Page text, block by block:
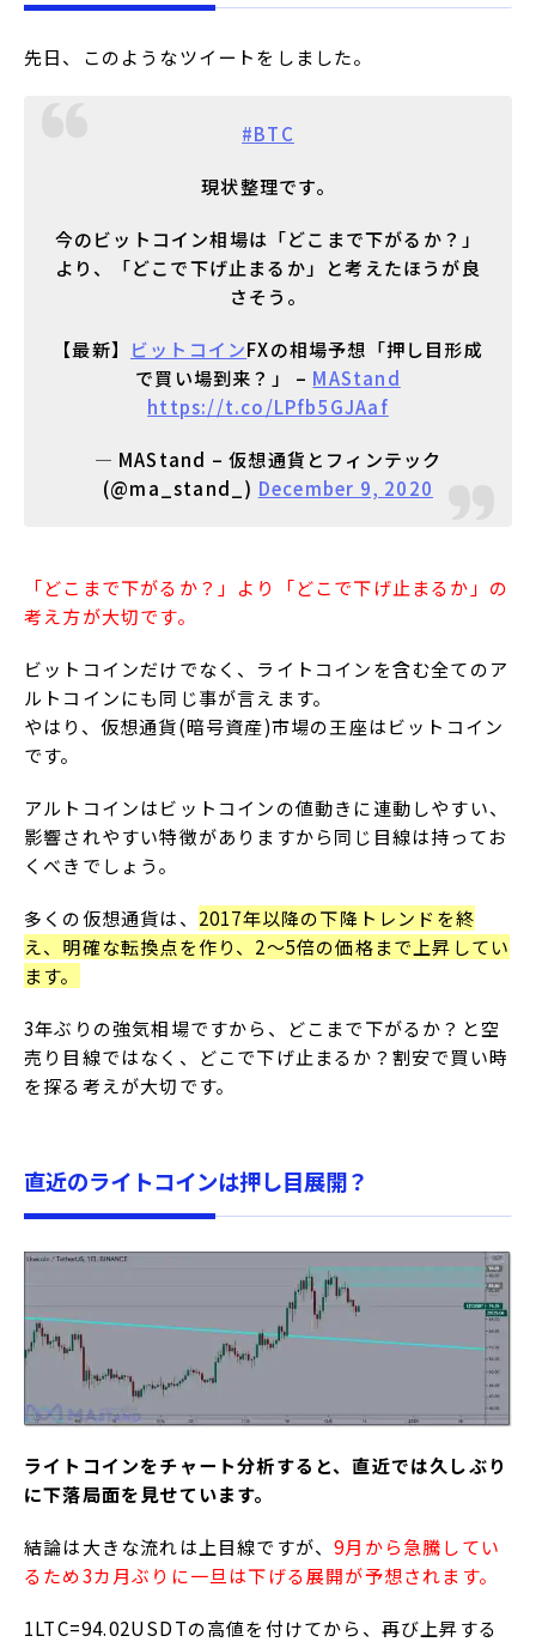
先日、このようなツイートをしました。
#BTC
現状整理です。
今のビットコイン相場は「どこまで下がるか？」
より、「どこで下げ止まるか」と考えたほうが良
さそう。
【最新】 ビットコインFXの相場予想「押し目形成
で買い場到来？」 – MAStand
https://t.co/LPfb5GJAaf
— MAStand – 仮想通貨とフィンテック
(@ma_stand_) December 9, 2020
「どこまで下がるか？」より「どこで下げ止まるか」の
考え方が大切です。
ビットコインだけでなく、ライトコインを含む全てのア
ルトコインにも同じ事が言えます。
やはり、仮想通貨(暗号資産)市場の王座はビットコイン
です。
アルトコインはビットコインの値動きに連動しやすい、
影響されやすい特徴がありますから同じ目線は持ってお
くべきでしょう。
多くの仮想通貨は、 2017年以降の下降トレンドを終
え、明確な転換点を作り、2～5倍の価格まで上昇してい
ます。
3年ぶりの強気相場ですから、どこまで下がるか？と空
売り目線ではなく、どこで下げ止まるか？割安で買い時
を探る考えが大切です。
直近のライトコインは押し目展開？
ライトコインをチャート分析すると、直近では久しぶり
に下落局面を見せています。
結論は大きな流れは上目線ですが、9月から急騰してい
るため3カ月ぶりに一旦は下げる展開が予想されます。
1LTC=94.02USDTの高値を付けてから、再び上昇する